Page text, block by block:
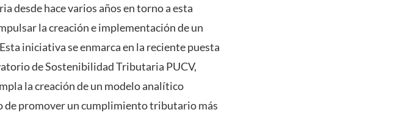
desde hace varios años en torno a esta
la creación e implementación de un
iniciativa se enmarca en la reciente puesta
de Sostenibilidad Tributaria PUCV,
la creación de un modelo analítico
de promover un cumplimiento tributario más